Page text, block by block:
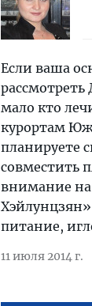
Если ваша
мало кто
курортам
планируете
совместить
внимание на
питание,
11 июля 2014 г.